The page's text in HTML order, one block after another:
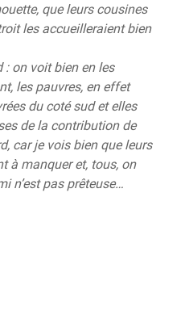
que leurs cousines
les accueilleraient bien
: on voit bien en les
les pauvres, en effet
du coté sud et elles
de la contribution de
car je vois bien que leurs
à manquer et, tous, on
n’est pas prêteuse…